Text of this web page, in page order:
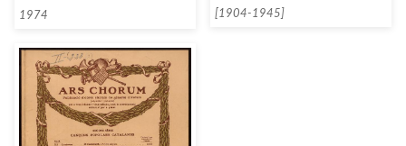
1974
[1904-1945]